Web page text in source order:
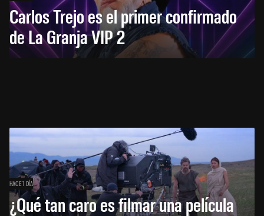
Carlos Trejo es el primer confirmado
de La Granja VIP 2
HACE 1 DÍA
¿Qué tan caro es filmar una película